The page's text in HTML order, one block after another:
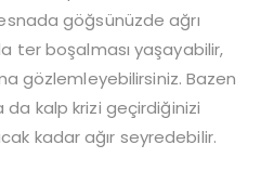
göğsünüzde ağrı
ter boşalması yaşayabilir,
gözlemleyebilirsiniz. Bazen
kalp krizi geçirdiğinizi
kadar ağır seyredebilir.